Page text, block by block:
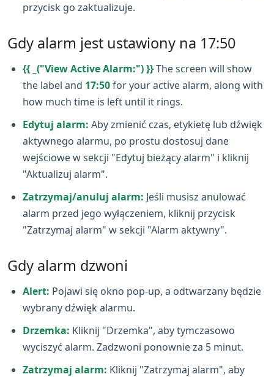
przycisk go zaktualizuje.
Gdy alarm jest ustawiony na 17:50
{{ _("View Active Alarm:") }}The screen will show
the label and 17:50for your active alarm, along with
how much time is left until it rings.
Edytuj alarm: Aby zmienić czas, etykietę lub dźwięk
aktywnego alarmu, po prostu dostosuj dane
wejściowe w sekcji "Edytuj bieżący alarm" i kliknij
"Aktualizuj alarm".
Zatrzymaj/anuluj alarm: Jeśli musisz anulować
alarm przed jego wyłączeniem, kliknij przycisk
"Zatrzymaj alarm" w sekcji "Alarm aktywny".
Gdy alarm dzwoni
Alert: Pojawi się okno pop‑up, a odtwarzany będzie
wybrany dźwięk alarmu.
Drzemka: Kliknij "Drzemka", aby tymczasowo
wyciszyć alarm. Zadzwoni ponownie za 5 minut.
Zatrzymaj alarm: Kliknij "Zatrzymaj alarm", aby